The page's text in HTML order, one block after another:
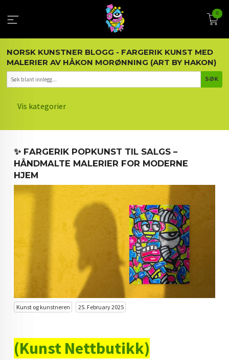
innholdet
0
NORSK KUNSTNER BLOGG - FARGERIK KUNST MED
MALERIER AV HÅKON MORØNNING (ART BY HAKON)
Vis kategorier
KUNST OG KUNSTNEREN
MALERIER BLOGG
ARTIKLER OM KUNST
INTERIØR OG KUNST
KUNST INVESTERING
KUNSTSTILER
FARGETEORI
KJØP KUNST TIL SALGS
FARGERIK KUNST
✨ FARGERIK POPKUNST TIL SALGS –
HÅNDMALTE MALERIER FOR MODERNE
HJEM
Kunst og kunstneren 25. February 2025
(Kunst Nettbutikk)